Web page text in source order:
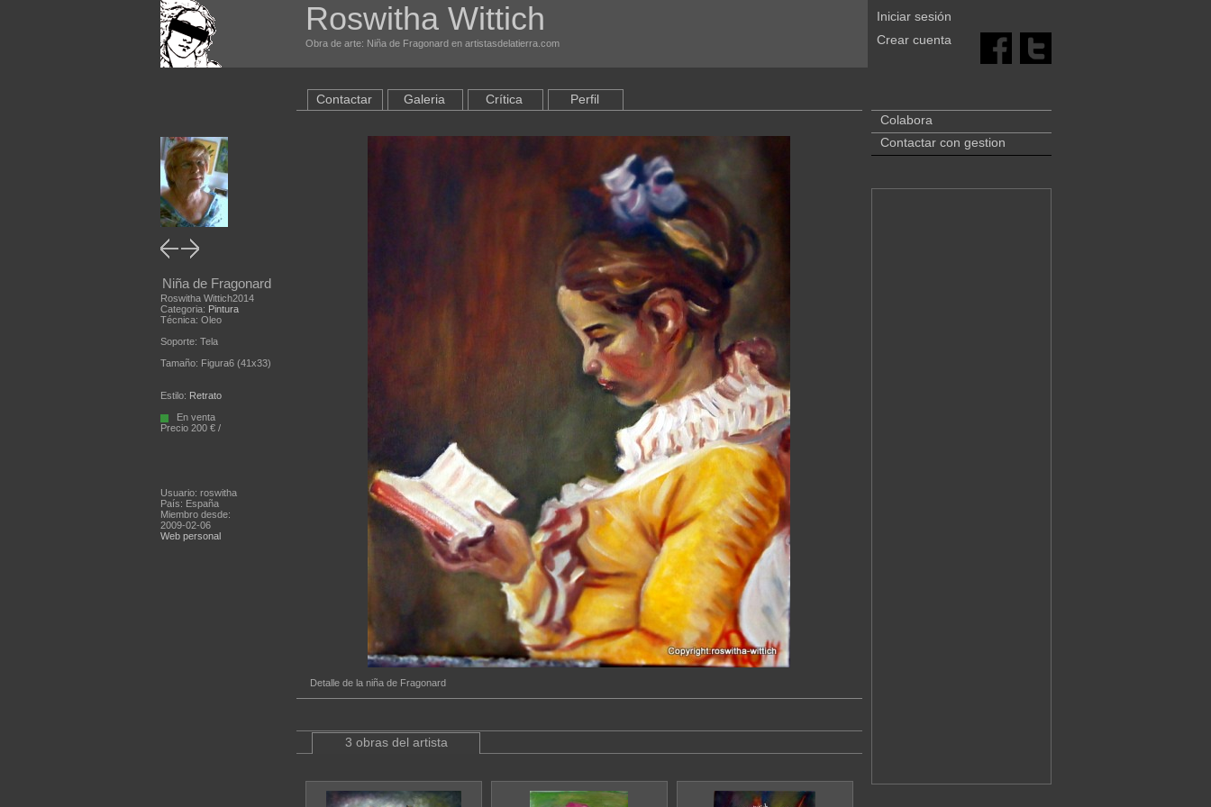
Roswitha Wittich
Obra de arte: Niña de Fragonard en artistasdelatierra.com
Iniciar sesión
Crear cuenta
Niña de Fragonard
Roswitha Wittich2014
Categoria: Pintura
Técnica: Oleo
Soporte: Tela
Tamaño: Figura6 (41x33)
Estilo: Retrato
En venta
Precio 200 € /
Usuario: roswitha
País: España
Miembro desde:
2009-02-06
Web personal
Contactar Galeria Crítica Perfil
Detalle de la niña de Fragonard
3 obras del artista
Colabora
Contactar con gestion